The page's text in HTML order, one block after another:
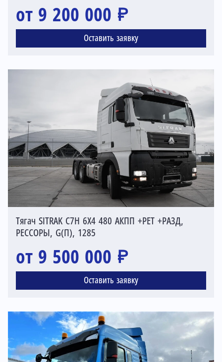
от 9 200 000 ₽
Оставить заявку
Тягач SITRAK C7H 6X4 480 АКПП +РЕТ +РАЗД,
РЕССОРЫ, G(П), 1285
от 9 500 000 ₽
Оставить заявку